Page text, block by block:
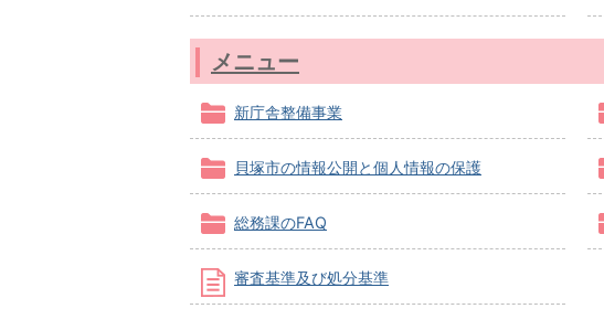
メニュー
新庁舎整備事業
貝塚市の情報公開と個人情報の保護
総務課のFAQ
審査基準及び処分基準